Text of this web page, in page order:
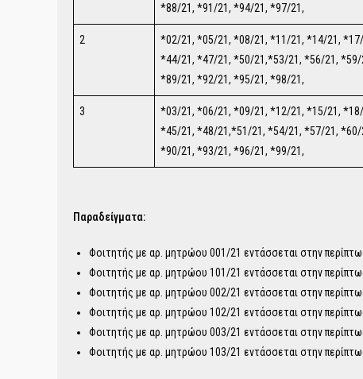
*88/21, *91/21, *94/21, *97/21,
2
*02/21, *05/21, *08/21, *11/21, *14/21,
*44/21, *47/21, *50/21,*53/21, *56/21,
*89/21, *92/21, *95/21, *98/21,
3
*03/21, *06/21, *09/21, *12/21, *15/21,
*45/21, *48/21,*51/21, *54/21, *57/21,
*90/21, *93/21, *96/21, *99/21,
Παραδείγματα:
Φοιτητής με αρ. μητρώου 001/21 εντάσσεται στην
Φοιτητής με αρ. μητρώου 101/21 εντάσσεται στην
Φοιτητής με αρ. μητρώου 002/21 εντάσσεται στην
Φοιτητής με αρ. μητρώου 102/21 εντάσσεται στην
Φοιτητής με αρ. μητρώου 003/21 εντάσσεται στην
Φοιτητής με αρ. μητρώου 103/21 εντάσσεται στην